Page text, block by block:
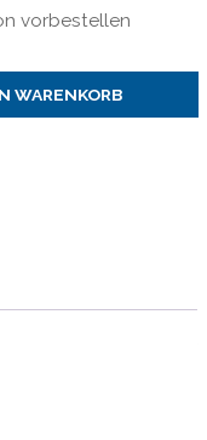
vorbestellen
WARENKORB